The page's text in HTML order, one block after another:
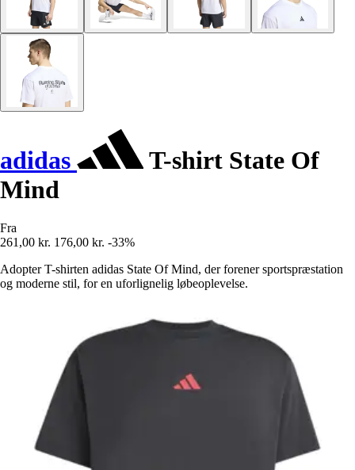
adidas
T-shirt State Of
Mind
Fra
261,00 kr. 176,00 kr. -33%
Adopter T-shirten adidas State Of Mind, der forener sportspræstation
og moderne stil, for en uforlignelig løbeoplevelse.